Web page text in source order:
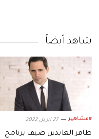
شاهد أيضاً
#مشاهير 27 ابريل 2022
ظافر العابدين ضيف برنامج